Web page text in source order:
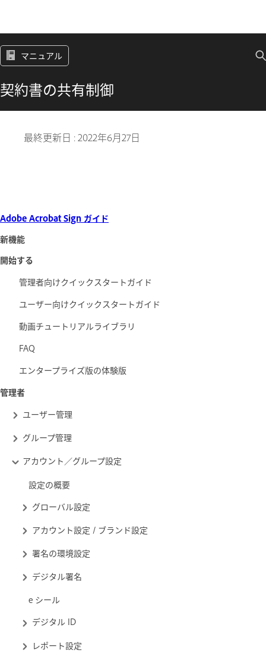
マニュアル
契約書の共有制御
最終更新日 :2022年6月27日
Adobe Acrobat Sign ガイド
新機能
開始する
管理者向けクイックスタートガイド
ユーザー向けクイックスタートガイド
動画チュートリアルライブラリ
FAQ
エンタープライズ版の体験版
管理者
ユーザー管理
グループ管理
アカウント／グループ設定
設定の概要
グローバル設定
アカウント設定 / ブランド設定
署名の環境設定
デジタル署名
e シール
デジタル ID
レポート設定